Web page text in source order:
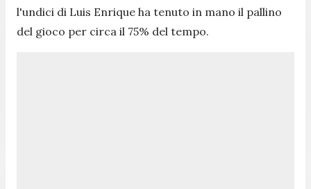
l'undici di Luis Enrique ha tenuto in mano il pallino
del gioco per circa il 75% del tempo.